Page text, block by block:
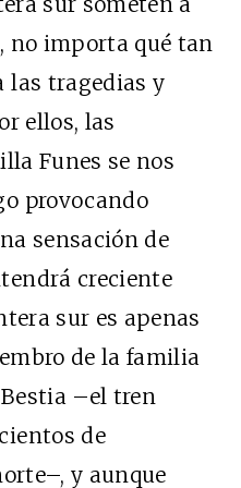
no importa qué tan
las tragedias y
ellos, las
Funes se nos
provocando
sensación de
creciente
sur es apenas
de la familia
–el tren
de
y aunque